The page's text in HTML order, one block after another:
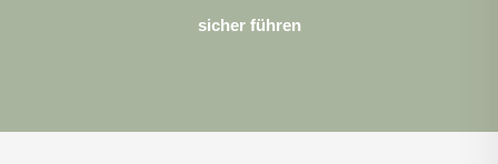
sicher führen